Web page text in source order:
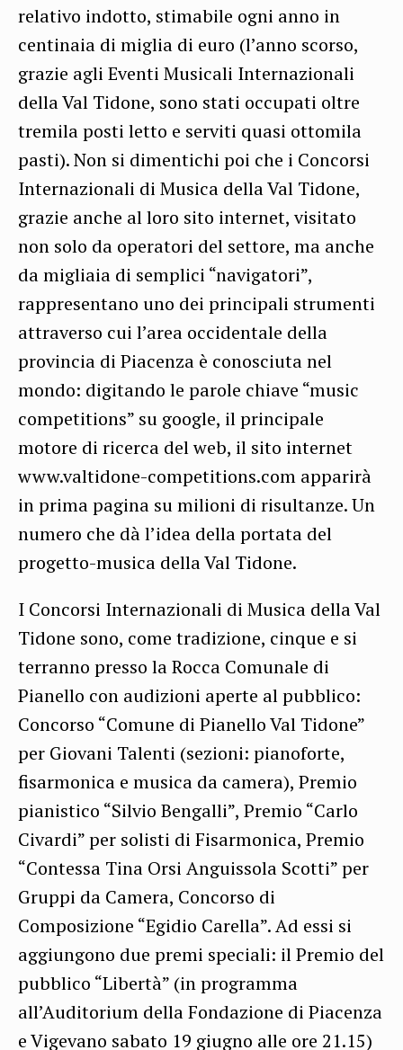
relativo indotto, stimabile ogni anno in
centinaia di miglia di euro (l’anno scorso,
grazie agli Eventi Musicali Internazionali
della Val Tidone, sono stati occupati oltre
tremila posti letto e serviti quasi ottomila
pasti). Non si dimentichi poi che i Concorsi
Internazionali di Musica della Val Tidone,
grazie anche al loro sito internet, visitato
non solo da operatori del settore, ma anche
da migliaia di semplici “navigatori”,
rappresentano uno dei principali strumenti
attraverso cui l’area occidentale della
provincia di Piacenza è conosciuta nel
mondo: digitando le parole chiave “music
competitions” su google, il principale
motore di ricerca del web, il sito internet
www.valtidone-competitions.com apparirà
in prima pagina su milioni di risultanze. Un
numero che dà l’idea della portata del
progetto-musica della Val Tidone.
I Concorsi Internazionali di Musica della Val
Tidone sono, come tradizione, cinque e si
terranno presso la Rocca Comunale di
Pianello con audizioni aperte al pubblico:
Concorso “Comune di Pianello Val Tidone”
per Giovani Talenti (sezioni: pianoforte,
fisarmonica e musica da camera), Premio
pianistico “Silvio Bengalli”, Premio “Carlo
Civardi” per solisti di Fisarmonica, Premio
“Contessa Tina Orsi Anguissola Scotti” per
Gruppi da Camera, Concorso di
Composizione “Egidio Carella”. Ad essi si
aggiungono due premi speciali: il Premio del
pubblico “Libertà” (in programma
all’Auditorium della Fondazione di Piacenza
e Vigevano sabato 19 giugno alle ore 21.15)